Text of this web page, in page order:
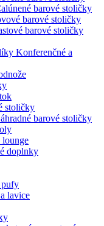
barové stoličky
barové stoličky
barové stoličky
Konferenčné a
stoličky
barové stoličky
lounge
doplnky
pufy
lavice